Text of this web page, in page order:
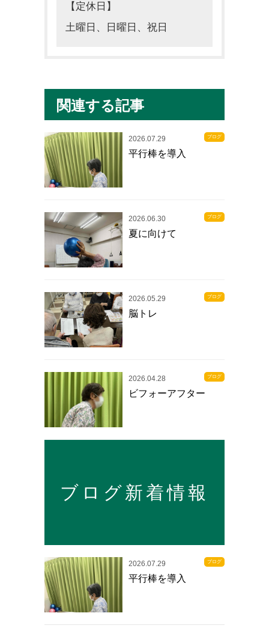
【定休日】
土曜日、日曜日、祝日
関連する記事
ブログ
2026.07.29
平行棒を導入
ブログ
2026.06.30
夏に向けて
ブログ
2026.05.29
脳トレ
ブログ
2026.04.28
ビフォーアフター
ブログ新着情報
2026.07.29 ブログ
平行棒を導入